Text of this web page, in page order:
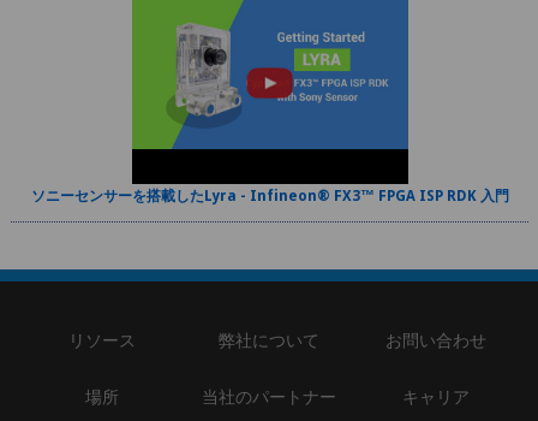
ソニーセンサーを搭載したLyra - Infineon® FX3™ FPGA ISP RDK 入門
リソース 弊社について お問い合わせ
場所 当社のパートナー キャリア